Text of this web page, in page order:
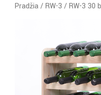
Pradžia/RW-3 / RW-3 30